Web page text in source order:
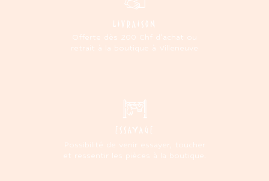
LIVRAISON
Offerte dès 200 Chf d'achat ou
retrait à la boutique à Villeneuve
ESSAYAGE
Possibilité de venir essayer, toucher
et ressentir les pièces à la boutique.